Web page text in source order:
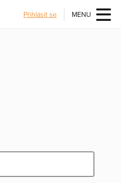
Přihlásit se MENU